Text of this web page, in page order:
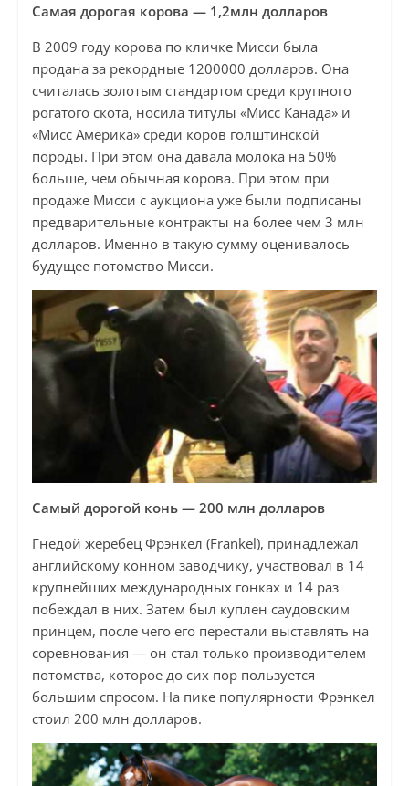
Самая дорогая корова — 1,2млн долларов
В 2009 году корова по кличке Мисси была
продана за рекордные 1200000 долларов. Она
считалась золотым стандартом среди крупного
рогатого скота, носила титулы «Мисс Канада» и
«Мисс Америка» среди коров голштинской
породы. При этом она давала молока на 50%
больше, чем обычная корова. При этом при
продаже Мисси с аукциона уже были подписаны
предварительные контракты на более чем 3 млн
долларов. Именно в такую сумму оценивалось
будущее потомство Мисси.
Самый дорогой конь — 200 млн долларов
Гнедой жеребец Фрэнкел (Frankel), принадлежал
английскому конном заводчику, участвовал в 14
крупнейших международных гонках и 14 раз
побеждал в них. Затем был куплен саудовским
принцем, после чего его перестали выставлять на
соревнования — он стал только производителем
потомства, которое до сих пор пользуется
большим спросом. На пике популярности Фрэнкел
стоил 200 млн долларов.